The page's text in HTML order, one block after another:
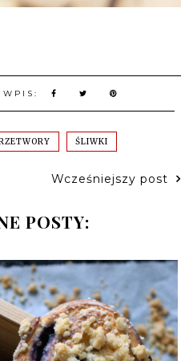
WPIS:
ŚLIWKI
Wcześniejszy post
POSTY: